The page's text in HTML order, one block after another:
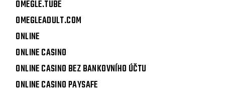
OMEGLE.TUBE
OMEGLEADULT.COM
ONLINE
ONLINE CASINO
ONLINE CASINO BEZ BANKOVNÍHO ÚČTU
ONLINE CASINO PAYSAFE